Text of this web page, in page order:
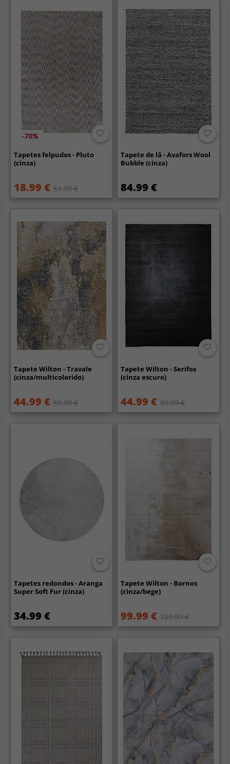
-70%
Tapetes felpudos - Pluto
(cinza)
18.99 € 61.99 €
Tapete de lã - Avafors Wool
Bubble (cinza)
84.99 €
Tapete Wilton - Travale
(cinza/multicolorido)
44.99 € 59.99 €
Tapete Wilton - Serifos
(cinza escuro)
44.99 € 59.99 €
Tapetes redondos - Aranga
Super Soft Fur (cinza)
34.99 €
Tapete Wilton - Bornos
(cinza/bege)
99.99 € 129.99 €